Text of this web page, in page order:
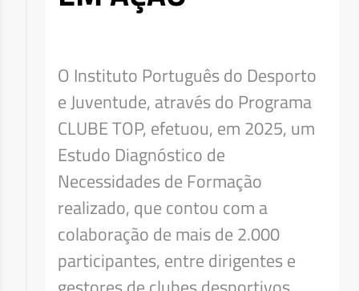
O Instituto Português do Desporto
e Juventude, através do Programa
CLUBE TOP, efetuou, em 2025, um
Estudo Diagnóstico de
Necessidades de Formação
realizado, que contou com a
colaboração de mais de 2.000
participantes, entre dirigentes e